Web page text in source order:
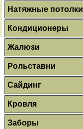
Натяжные потолки
Кондиционеры
Жалюзи
Рольставни
Сайдинг
Кровля
Заборы